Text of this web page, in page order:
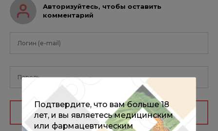
Авторизуйтесь, чтобы оставить
комментарий
Авторизоваться
Подтвердите, что вам больше 18
лет, и вы являетесь медицинским
или фармацевтическим